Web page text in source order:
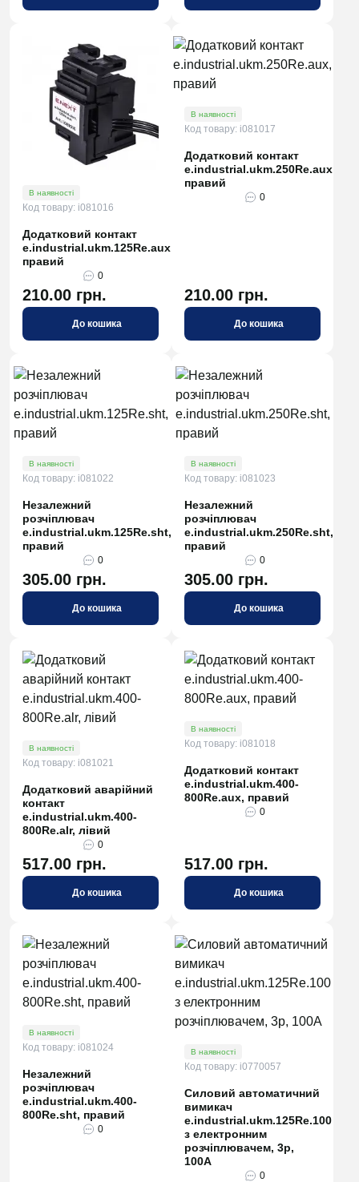
В наявності
Код товару: i081016
Додатковий контакт
e.industrial.ukm.125Re.aux,
правий
0
210.00 грн.
До кошика
В наявності
Код товару: i081017
Додатковий контакт
e.industrial.ukm.250Re.aux,
правий
0
210.00 грн.
До кошика
В наявності
Код товару: i081022
Незалежний
розчіплювач
e.industrial.ukm.125Re.sht,
правий
0
305.00 грн.
До кошика
В наявності
Код товару: i081023
Незалежний
розчіплювач
e.industrial.ukm.250Re.sht,
правий
0
305.00 грн.
До кошика
В наявності
Код товару: i081021
Додатковий аварійний
контакт
e.industrial.ukm.400-
800Re.alr, лівий
0
517.00 грн.
До кошика
В наявності
Код товару: i081018
Додатковий контакт
e.industrial.ukm.400-
800Re.aux, правий
0
517.00 грн.
До кошика
В наявності
Код товару: i081024
Незалежний
розчіплювач
e.industrial.ukm.400-
800Re.sht, правий
0
В наявності
Код товару: i0770057
Силовий автоматичний
вимикач
e.industrial.ukm.125Re.100
з електронним
розчіплювачем, 3р,
100А
0